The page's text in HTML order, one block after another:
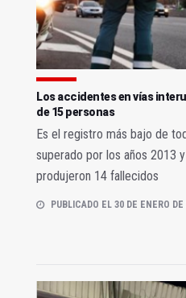
Los accidentes en vías
de 15 personas
Es el registro más bajo de
superado por los años 2013
produjeron 14 fallecidos
PUBLICADO EL 30 DE ENERO